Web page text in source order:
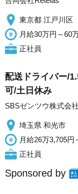
東京都 江戸川区
月給30万円～60
正社員
配送ドライバー/
可/土日休み
SBSゼンツウ株式会社
埼玉県 和光市
月給26万3,705円
正社員
Sponsored by